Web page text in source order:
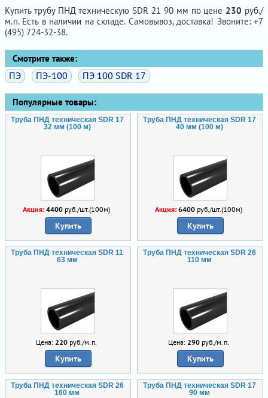
Купить трубу ПНД техническую SDR 21 90 мм по цене 230 руб./
м.п. Есть в наличии на складе. Самовывоз, доставка! Звоните: +7
(495) 724-32-38.
Смотрите также:
ПЭ ПЭ-100 ПЭ 100 SDR 17
Популярные товары:
Труба ПНД техническая SDR 17
32 мм (100 м)
Акция: 4400 руб./шт.(100м)
Купить
Труба ПНД техническая SDR 17
40 мм (100 м)
Акция: 6400 руб./шт.(100м)
Купить
Труба ПНД техническая SDR 11
63 мм
Цена: 220 руб./м.п.
Купить
Труба ПНД техническая SDR 26
110 мм
Цена: 290 руб./м.п.
Купить
Труба ПНД техническая SDR 26
160 мм
Труба ПНД техническая SDR 17
90 мм